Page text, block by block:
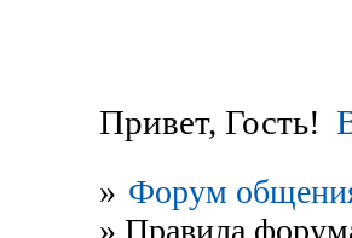
Привет, Гость!
» Форум
» Правила